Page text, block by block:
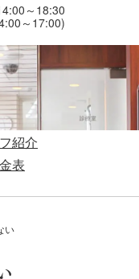
～18:30
～17:00)
い